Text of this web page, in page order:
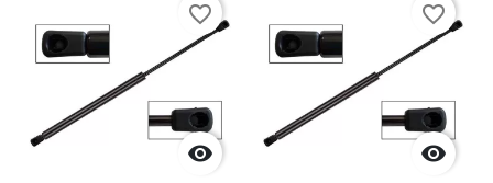

favorite_border

favorite_border